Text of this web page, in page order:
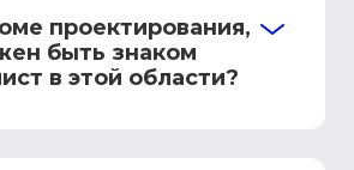
проектирования,
быть знаком
в этой области?